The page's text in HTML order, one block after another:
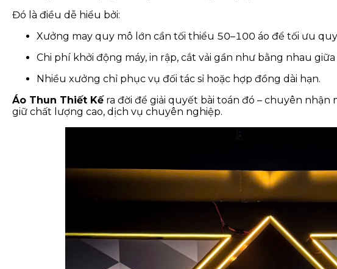
Đó là điều dễ hiểu bởi:
Xưởng may quy mô lớn cần tối thiểu 50–100 áo để tối ưu
Chi phí khởi động máy, in rập, cắt vải gần như bằng nhau
Nhiều xưởng chỉ phục vụ đối tác sỉ hoặc hợp đồng dài hạn.
Áo Thun Thiết Kếra đời để giải quyết bài toán đó – chuyên nhận
giữ chất lượng cao, dịch vụ chuyên nghiệp.